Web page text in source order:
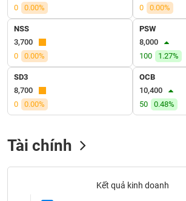
0
0.00%
0
0.00%
NSS
3,700
0
0.00%
PSW
8,000
100
1.27%
SD3
8,700
0
0.00%
OCB
10,400
50
0.48%
Tài chính
Kết quả kinh doanh
TRUYỀN
THÔNG
TIỆN
ÍCH
BẤT
ĐỘNG